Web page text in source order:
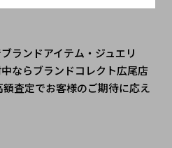
ランドアイテム・ジュエリ
ならブランドコレクト広尾店
査定でお客様のご期待に応え